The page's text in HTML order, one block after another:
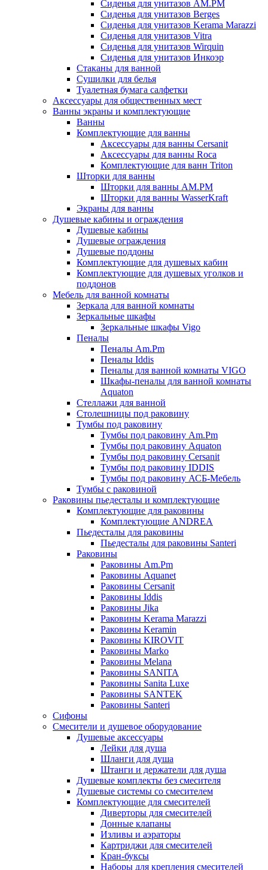
Сиденья для унитазов AM.PM
Сиденья для унитазов Berges
Сиденья для унитазов Kerama Marazzi
Сиденья для унитазов Vitra
Сиденья для унитазов Wirquin
Сиденья для унитазов Инкоэр
Стаканы для ванной
Сушилки для белья
Туалетная бумага салфетки
Аксессуары для общественных мест
Ванны экраны и комплектующие
Ванны
Комплектующие для ванны
Аксессуары для ванны Cersanit
Аксессуары для ванны Roca
Комплектующие для ванн Triton
Шторки для ванны
Шторки для ванны AM.PM
Шторки для ванны WasserKraft
Экраны для ванны
Душевые кабины и ограждения
Душевые кабины
Душевые ограждения
Душевые поддоны
Комплектующие для душевых кабин
Комплектующие для душевых уголков и
поддонов
Мебель для ванной комнаты
Зеркала для ванной комнаты
Зеркальные шкафы
Зеркальные шкафы Vigo
Пеналы
Пеналы Am.Pm
Пеналы Iddis
Пеналы для ванной комнаты VIGO
Шкафы-пеналы для ванной комнаты
Aquaton
Стеллажи для ванной
Столешницы под раковину
Тумбы под раковину
Тумбы под раковину Am.Pm
Тумбы под раковину Aquaton
Тумбы под раковину Cersanit
Тумбы под раковину IDDIS
Тумбы под раковину АСБ-Мебель
Тумбы с раковиной
Раковины пьедесталы и комплектующие
Комплектующие для раковины
Комплектующие ANDREA
Пьедесталы для раковины
Пьедесталы для раковины Santeri
Раковины
Раковины Am.Pm
Раковины Aquanet
Раковины Cersanit
Раковины Iddis
Раковины Jika
Раковины Kerama Marazzi
Раковины Keramin
Раковины KIROVIT
Раковины Marko
Раковины Melana
Раковины SANITA
Раковины Sanita Luxe
Раковины SANTEK
Раковины Santeri
Сифоны
Смесители и душевое оборудование
Душевые аксессуары
Лейки для душа
Шланги для душа
Штанги и держатели для душа
Душевые комплекты без смесителя
Душевые системы со смесителем
Комплектующие для смесителей
Диверторы для смесителей
Донные клапаны
Изливы и аэраторы
Картриджи для смесителей
Кран-буксы
Наборы для крепления смесителей